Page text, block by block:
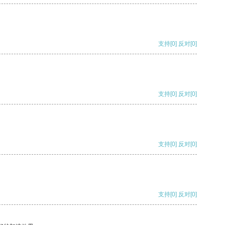
支持[0] 反对[0]
支持[0] 反对[0]
支持[0] 反对[0]
支持[0] 反对[0]